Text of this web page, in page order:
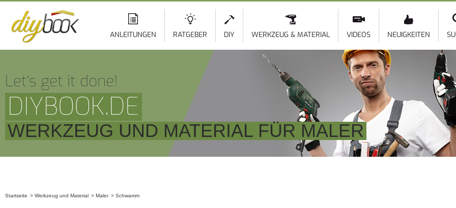
ANLEITUNGEN RATGEBER DIY WERKZEUG & MATERIAL VIDEOS NEUIGKEITEN
Let‘s get it done!
DIYBOOK.DE
WERKZEUG UND MATERIAL FÜR MALER
Startseite Werkzeug und Material Maler Schwamm